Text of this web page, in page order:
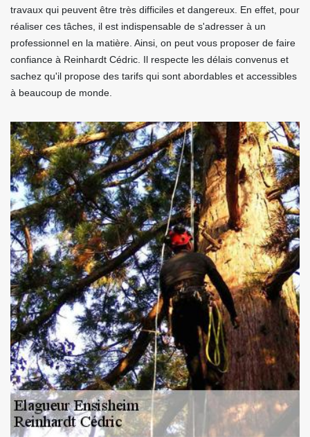
travaux qui peuvent être très difficiles et dangereux. En effet, pour
réaliser ces tâches, il est indispensable de s'adresser à un
professionnel en la matière. Ainsi, on peut vous proposer de faire
confiance à Reinhardt Cédric. Il respecte les délais convenus et
sachez qu'il propose des tarifs qui sont abordables et accessibles
à beaucoup de monde.